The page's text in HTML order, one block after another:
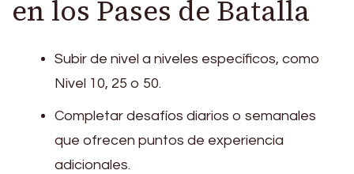
en los Pases de Batalla
Subir de nivel a niveles específicos, como
Nivel 10, 25 o 50.
Completar desafíos diarios o semanales
que ofrecen puntos de experiencia
adicionales.